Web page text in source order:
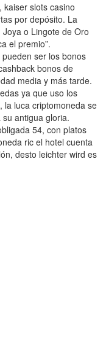
kaiser slots casino
por depósito. La
o Lingote de Oro
el premio”.
ser los bonos
bonos de
media y más tarde.
ya que uso los
la luca criptomoneda se
antigua gloria.
54, con platos
ric el hotel cuenta
desto leichter wird es